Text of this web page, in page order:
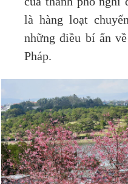
là hàng loạt
những điều bí ẩn
Pháp.